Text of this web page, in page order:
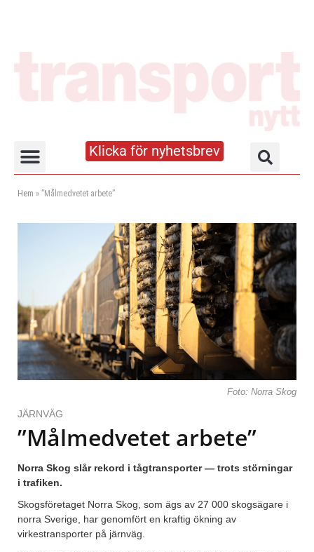
Klicka för nyhetsbrev
Hem » ”Målmedvetet arbete”
Foto: Norra Skog
JÄRNVÄG
”Målmedvetet arbete”
Norra Skog slår rekord i tågtransporter — trots störningar
i trafiken.
Skogsföretaget Norra Skog, som ägs av 27 000 skogsägare i
norra Sverige, har genomfört en kraftig ökning av
virkestransporter på järnväg.